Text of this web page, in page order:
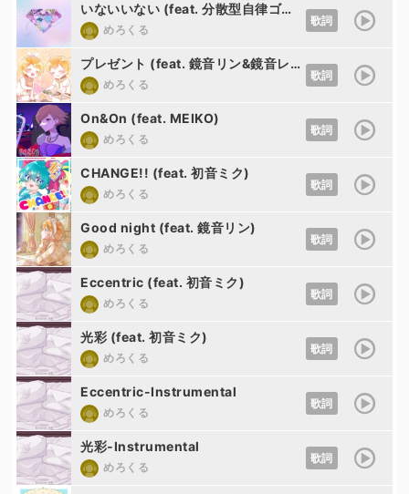
いないいない (feat. 分散型自律ゴーレム りむる)
めろくる
歌詞
プレゼント (feat. 鏡音リン&鏡音レン)
めろくる
歌詞
On&On (feat. MEIKO)
めろくる
歌詞
CHANGE!! (feat. 初音ミク)
めろくる
歌詞
Good night (feat. 鏡音リン)
めろくる
歌詞
Eccentric (feat. 初音ミク)
めろくる
歌詞
光彩 (feat. 初音ミク)
めろくる
歌詞
Eccentric-Instrumental
めろくる
歌詞
光彩-Instrumental
めろくる
歌詞